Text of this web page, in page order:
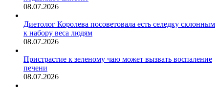
08.07.2026
Диетолог Королева посоветовала есть селедку склонным
к набору веса людям
08.07.2026
Пристрастие к зеленому чаю может вызвать воспаление
печени
08.07.2026